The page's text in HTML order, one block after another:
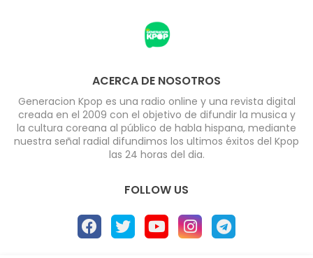
ACERCA DE NOSOTROS
Generacion Kpop es una radio online y una revista digital
creada en el 2009 con el objetivo de difundir la musica y
la cultura coreana al público de habla hispana, mediante
nuestra señal radial difundimos los ultimos éxitos del Kpop
las 24 horas del dia.
FOLLOW US